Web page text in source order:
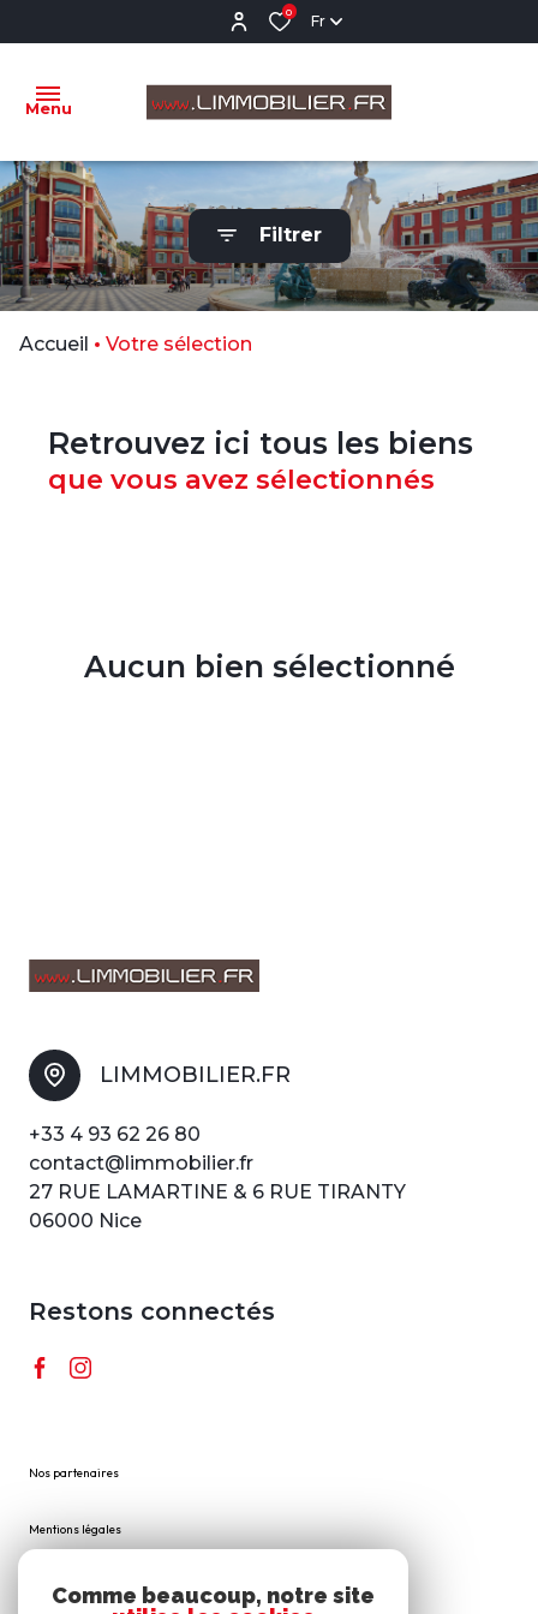
0
Fr
Menu
ACCUEIL
VENTES
LOCATIONS
VENTES
AGENCE
ESTIMATION
Filtrer
Accueil Votre sélection
Retrouvez ici tous les biens
que vous avez sélectionnés
Aucun bien sélectionné
LIMMOBILIER.FR
+33 4 93 62 26 80
contact@limmobilier.fr
27 RUE LAMARTINE & 6 RUE TIRANTY
06000 Nice
Restons connectés
Nos partenaires
Mentions légales
AdminComme beaucoup, notre site